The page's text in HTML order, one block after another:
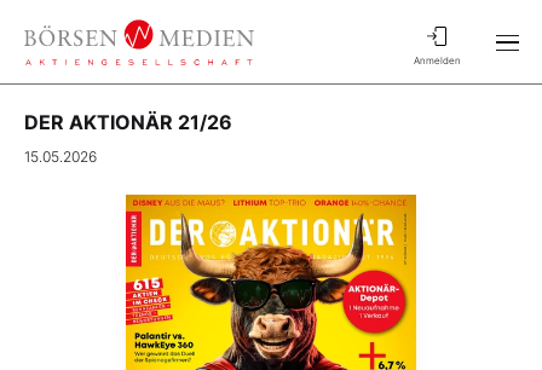
Anmelden
DER AKTIONÄR 21/26
15.05.2026